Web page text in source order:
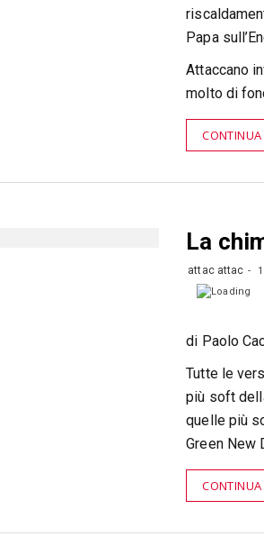
Papa
Attaccano
molto di
CONTINUA
La
attac attac
di Paolo
Tutte le
più soft
quelle più
Green New
CONTINUA